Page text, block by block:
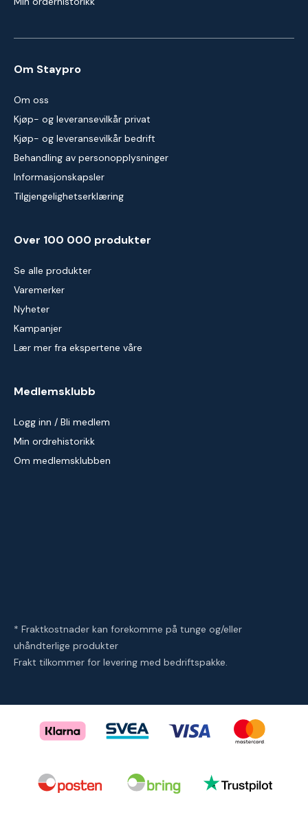
Om Staypro
Om oss
Kjøp- og leveransevilkår privat
Kjøp- og leveransevilkår bedrift
Behandling av personopplysninger
Informasjonskapsler
Tilgjengelighetserklæring
Over 100 000 produkter
Se alle produkter
Varemerker
Nyheter
Kampanjer
Lær mer fra ekspertene våre
Medlemsklubb
Logg inn / Bli medlem
Min ordrehistorikk
Om medlemsklubben
* Fraktkostnader kan forekomme på tunge og/eller
uhåndterlige produkter
Frakt tilkommer for levering med bedriftspakke.